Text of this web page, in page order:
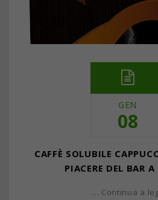
GEN
08
CAFFÈ SOLUBILE
PIACERE DEL BAR
… Continua a